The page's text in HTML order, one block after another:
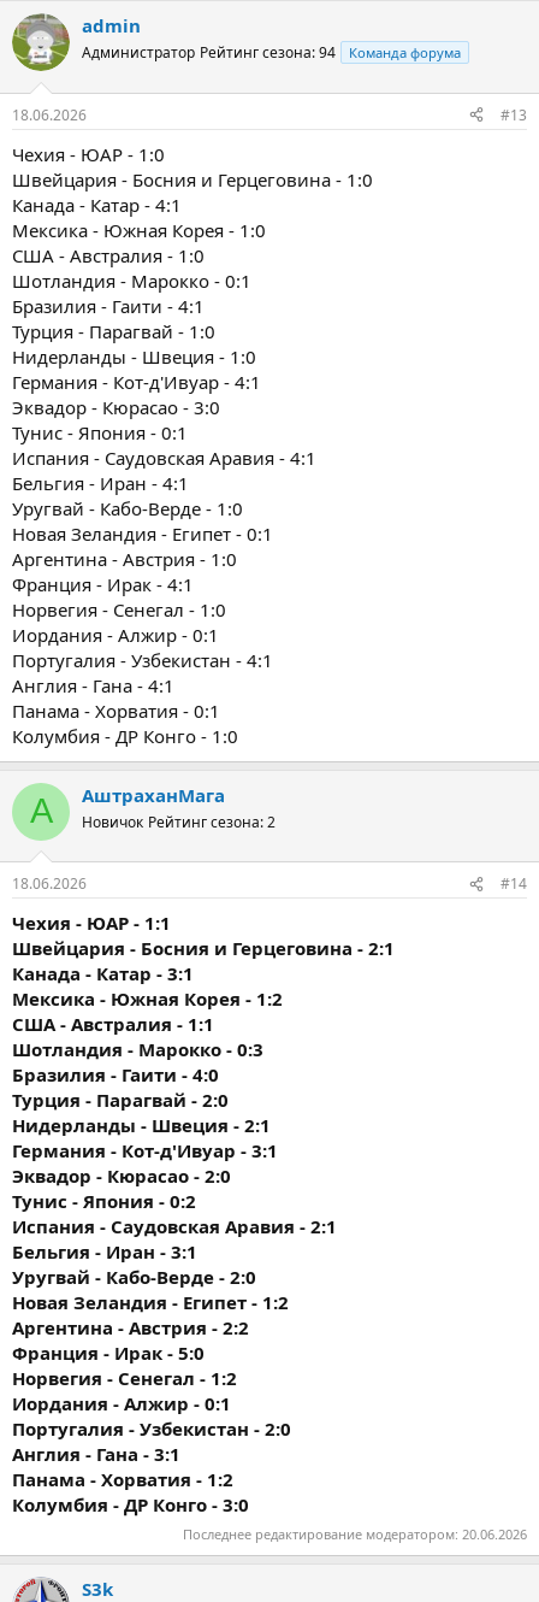
admin
Администратор Рейтинг сезона: 94 Команда форума
18.06.2026 #13
Чехия - ЮАР - 1:0
Швейцария - Босния и Герцеговина - 1:0
Канада - Катар - 4:1
Мексика - Южная Корея - 1:0
США - Австралия - 1:0
Шотландия - Марокко - 0:1
Бразилия - Гаити - 4:1
Турция - Парагвай - 1:0
Нидерланды - Швеция - 1:0
Германия - Кот-д'Ивуар - 4:1
Эквадор - Кюрасао - 3:0
Тунис - Япония - 0:1
Испания - Саудовская Аравия - 4:1
Бельгия - Иран - 4:1
Уругвай - Кабо-Верде - 1:0
Новая Зеландия - Египет - 0:1
Аргентина - Австрия - 1:0
Франция - Ирак - 4:1
Норвегия - Сенегал - 1:0
Иордания - Алжир - 0:1
Португалия - Узбекистан - 4:1
Англия - Гана - 4:1
Панама - Хорватия - 0:1
Колумбия - ДР Конго - 1:0
А АштраханМага
Новичок Рейтинг сезона: 2
18.06.2026 #14
Чехия - ЮАР - 1:1
Швейцария - Босния и Герцеговина - 2:1
Канада - Катар - 3:1
Мексика - Южная Корея - 1:2
США - Австралия - 1:1
Шотландия - Марокко - 0:3
Бразилия - Гаити - 4:0
Турция - Парагвай - 2:0
Нидерланды - Швеция - 2:1
Германия - Кот-д'Ивуар - 3:1
Эквадор - Кюрасао - 2:0
Тунис - Япония - 0:2
Испания - Саудовская Аравия - 2:1
Бельгия - Иран - 3:1
Уругвай - Кабо-Верде - 2:0
Новая Зеландия - Египет - 1:2
Аргентина - Австрия - 2:2
Франция - Ирак - 5:0
Норвегия - Сенегал - 1:2
Иордания - Алжир - 0:1
Португалия - Узбекистан - 2:0
Англия - Гана - 3:1
Панама - Хорватия - 1:2
Колумбия - ДР Конго - 3:0
Последнее редактирование модератором: 20.06.2026
S3k